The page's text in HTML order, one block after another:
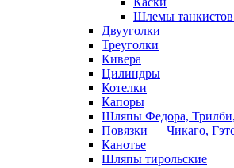
Шлемы
Двууголки
Треуголки
Кивера
Цилиндры
Котелки
Капоры
Шляпы Федора,
Повязки — Чикаго,
Канотье
Шляпы тирольские